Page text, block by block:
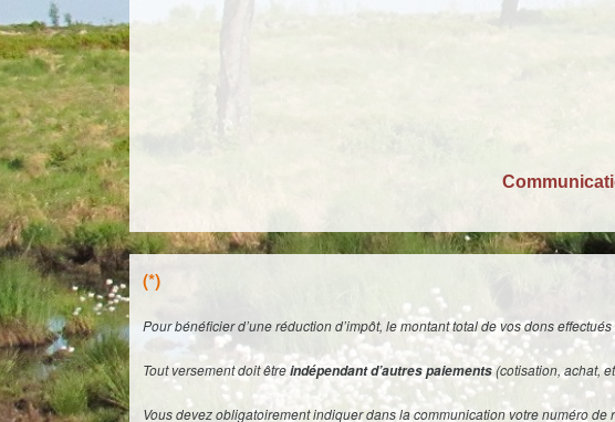
(*)
Pour bénéficier d’une réduction d’impôt, le montant total de vos dons
Tout versement doit êtreindépendant d’autres paiements(cotisation, achat,
Vous devez obligatoirement indiquer dans la communication votre numéro